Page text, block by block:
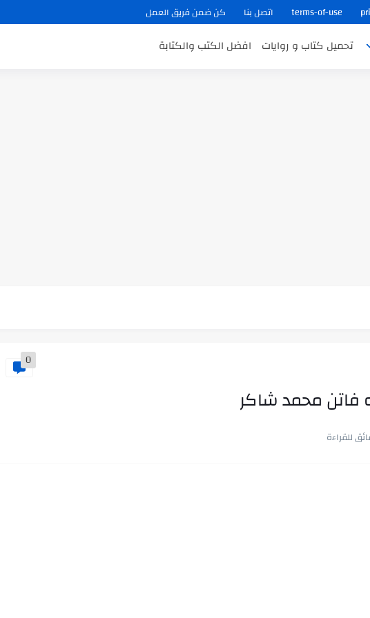
terms-of-use اتصل بنا كن ضمن فريق العمل
تحميل كتاب و روايات افضل الكتب والكتابة
في ثوانٍ
0
فاتن محمد شاكر